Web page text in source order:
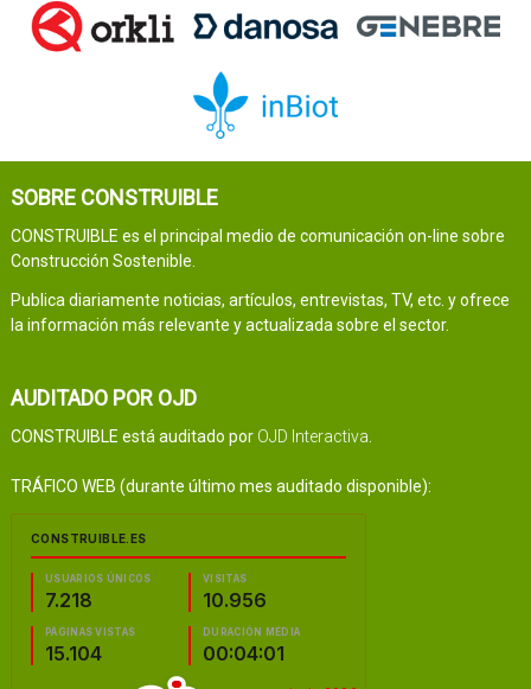
SOBRE CONSTRUIBLE
CONSTRUIBLE es el principal medio de comunicación on-line sobre
Construcción Sostenible.
Publica diariamente noticias, artículos, entrevistas, TV, etc. y ofrece
la información más relevante y actualizada sobre el sector.
AUDITADO POR OJD
CONSTRUIBLE está auditado por OJD Interactiva
TRÁFICO WEB (durante último mes auditado disponible):